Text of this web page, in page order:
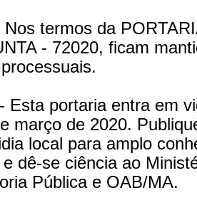
Nos termos da
- 72020, ficam
Esta portaria entra em
março de 2020.
local para amplo
dê-se ciência ao
Pública e OAB/MA.